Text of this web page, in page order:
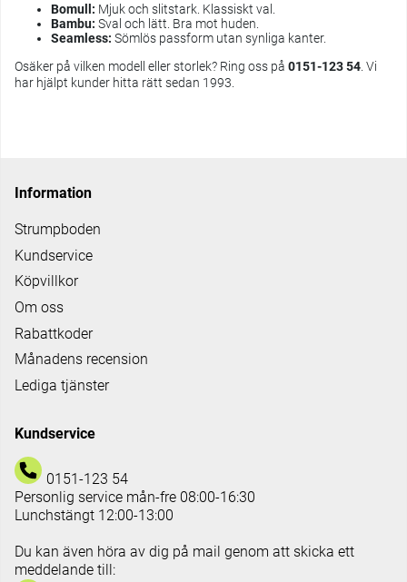
Bomull: Mjuk och slitstark. Klassiskt val.
Bambu: Sval och lätt. Bra mot huden.
Seamless: Sömlös passform utan synliga kanter.
Osäker på vilken modell eller storlek? Ring oss på 0151-123 54 . Vi
har hjälpt kunder hitta rätt sedan 1993.
Information
Strumpboden
Kundservice
Köpvillkor
Om oss
Rabattkoder
Månadens recension
Lediga tjänster
Kundservice
0151-123 54
Personlig service mån-fre 08:00-16:30
Lunchstängt 12:00-13:00
Du kan även höra av dig på mail genom att skicka ett
meddelande till: